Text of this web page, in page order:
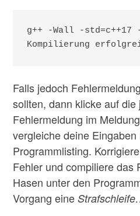
g++ -Wall -
Falls jedoch
sollten, dann klicke auf die
Fehlermeldung im
vergleiche deine Eingaben
Programmlisting.
Fehler und compiliere das
Hasen unter den
Vorgang eine